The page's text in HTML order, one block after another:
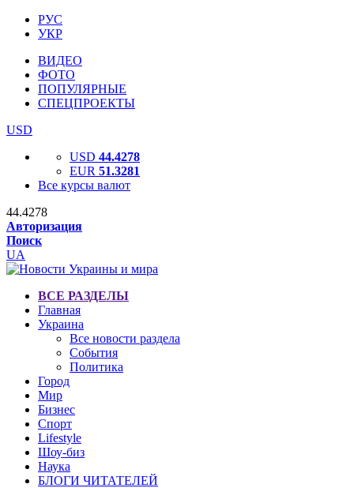
РУС
УКР
ВИДЕО
ФОТО
ПОПУЛЯРНЫЕ
СПЕЦПРОЕКТЫ
USD
USD 44.4278
EUR 51.3281
Все курсы валют
44.4278
Авторизация
Поиск
UA
ВСЕ РАЗДЕЛЫ
Главная
Украина
Все новости раздела
События
Политика
Город
Мир
Бизнес
Спорт
Lifestyle
Шоу-биз
Наука
БЛОГИ ЧИТАТЕЛЕЙ